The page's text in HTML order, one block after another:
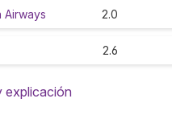
Airways 2.0
2.6
explicación